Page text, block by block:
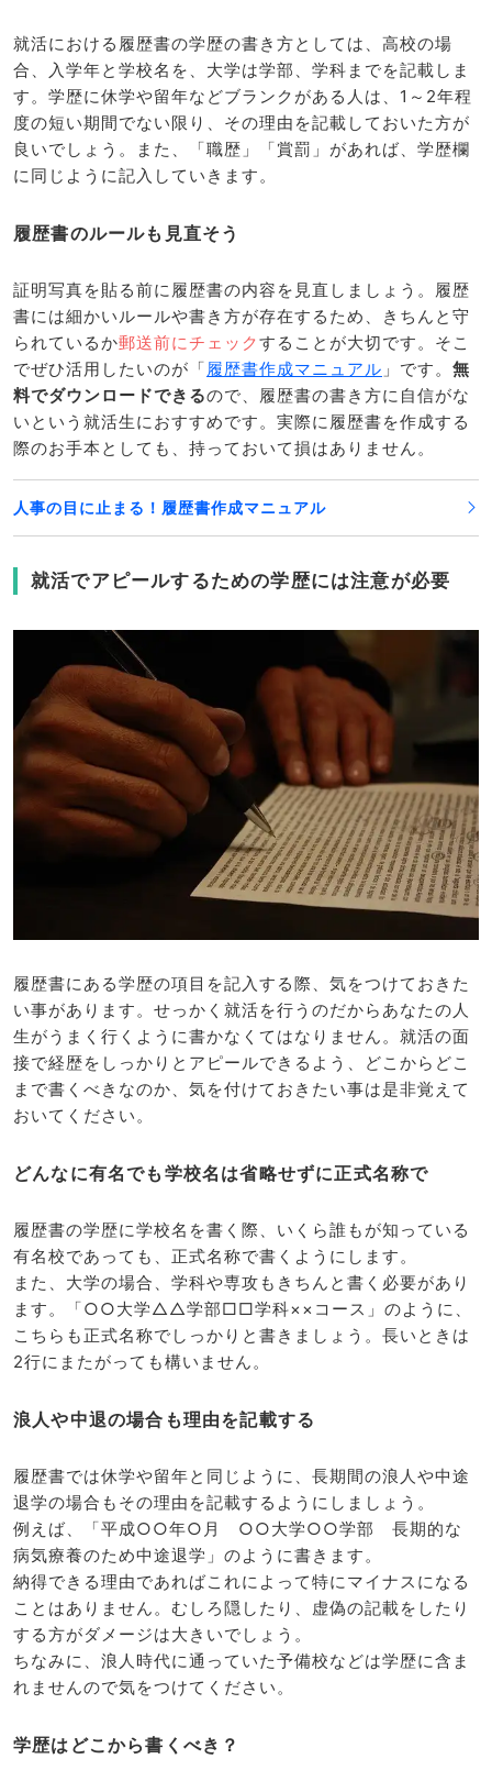
就活における履歴書の学歴の書き方としては、高校の場
合、入学年と学校名を、大学は学部、学科までを記載しま
す。学歴に休学や留年などブランクがある人は、1～2年程
度の短い期間でない限り、その理由を記載しておいた方が
良いでしょう。また、「職歴」「賞罰」があれば、学歴欄
に同じように記入していきます。
履歴書のルールも見直そう
証明写真を貼る前に履歴書の内容を見直しましょう。履歴
書には細かいルールや書き方が存在するため、きちんと守
られているか郵送前にチェックすることが大切です。そこ
でぜひ活用したいのが「履歴書作成マニュアル 」です。 無
料でダウンロードできるので、履歴書の書き方に自信がな
いという就活生におすすめです。実際に履歴書を作成する
際のお手本としても、持っておいて損はありません。
人事の目に止まる！履歴書作成マニュアル
就活でアピールするための学歴には注意が必要
履歴書にある学歴の項目を記入する際、気をつけておきた
い事があります。せっかく就活を行うのだからあなたの人
生がうまく行くように書かなくてはなりません。就活の面
接で経歴をしっかりとアピールできるよう、どこからどこ
まで書くべきなのか、気を付けておきたい事は是非覚えて
おいてください。
どんなに有名でも学校名は省略せずに正式名称で
履歴書の学歴に学校名を書く際、いくら誰もが知っている
有名校であっても、正式名称で書くようにします。
また、大学の場合、学科や専攻もきちんと書く必要があり
ます。「○○大学△△学部□□学科××コース」のように、
こちらも正式名称でしっかりと書きましょう。長いときは
2行にまたがっても構いません。
浪人や中退の場合も理由を記載する
履歴書では休学や留年と同じように、長期間の浪人や中途
退学の場合もその理由を記載するようにしましょう。
例えば、「平成○○年○月 ○○大学○○学部 長期的な
病気療養のため中途退学」のように書きます。
納得できる理由であればこれによって特にマイナスになる
ことはありません。むしろ隠したり、虚偽の記載をしたり
する方がダメージは大きいでしょう。
ちなみに、浪人時代に通っていた予備校などは学歴に含ま
れませんので気をつけてください。
学歴はどこから書くべき？